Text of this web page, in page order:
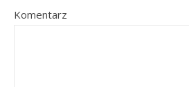
Komentarz